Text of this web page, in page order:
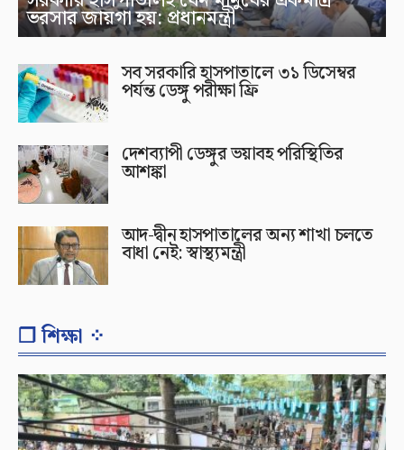
ভরসার জায়গা হয়: প্রধানমন্ত্রী
সব সরকারি হাসপাতালে ৩১ ডিসেম্বর
পর্যন্ত ডেঙ্গু পরীক্ষা ফ্রি
দেশব্যাপী ডেঙ্গুর ভয়াবহ পরিস্থিতির
আশঙ্কা
আদ-দ্বীন হাসপাতালের অন্য শাখা চলতে
বাধা নেই: স্বাস্থ্যমন্ত্রী
❐ শিক্ষা ⁘